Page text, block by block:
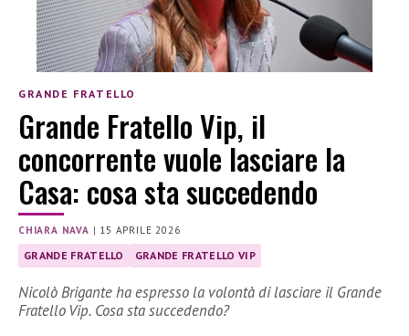
GRANDE FRATELLO
Grande Fratello Vip, il
concorrente vuole lasciare la
Casa: cosa sta succedendo
CHIARA NAVA | 15 APRILE 2026
GRANDE FRATELLO GRANDE FRATELLO VIP
Nicolò Brigante ha espresso la volontà di lasciare il Grande
Fratello Vip. Cosa sta succedendo?